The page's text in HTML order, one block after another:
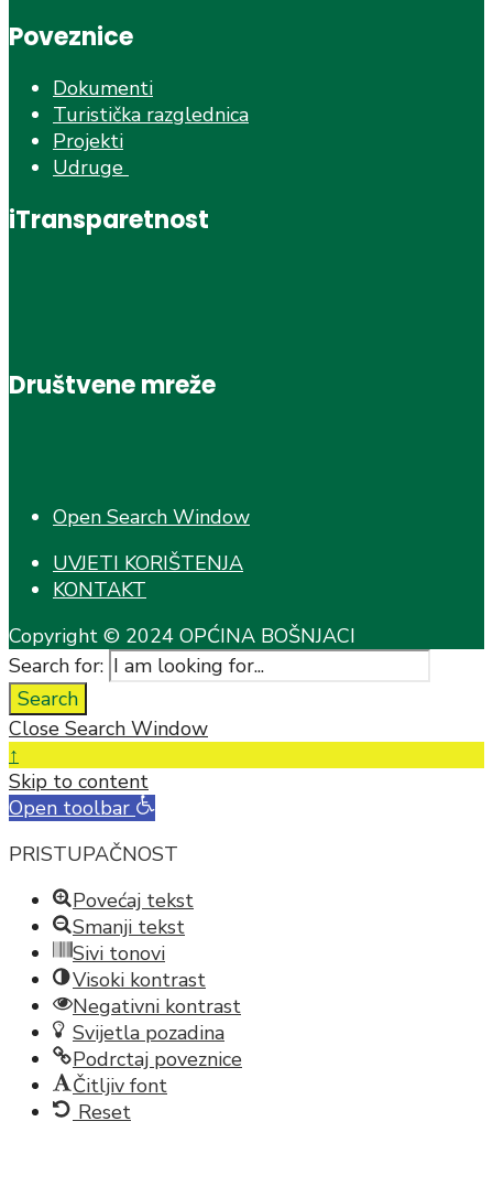
Poveznice
Dokumenti
Turistička razglednica
Projekti
Udruge
iTransparetnost
Društvene mreže
Open Search Window
UVJETI KORIŠTENJA
KONTAKT
Copyright © 2024 OPĆINA BOŠNJACI
Search for:
Search
Close Search Window
↑
Skip to content
Open toolbar
PRISTUPAČNOST
Povećaj tekst
Smanji tekst
Sivi tonovi
Visoki kontrast
Negativni kontrast
Svijetla pozadina
Podrctaj poveznice
Čitljiv font
Reset